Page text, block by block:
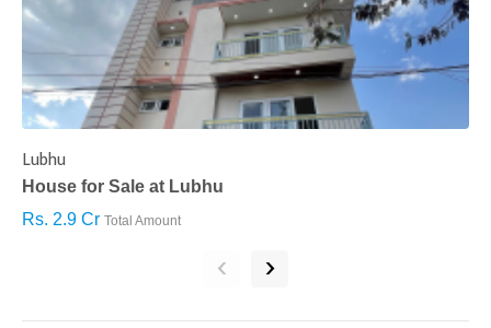
Lubhu
House for Sale at Lubhu
Rs. 2.9 Cr Total Amount
‹ ›